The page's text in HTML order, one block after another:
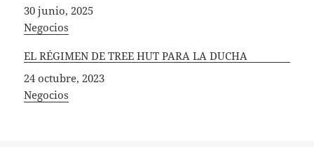
Fecha
30 junio, 2025
In relation to
Negocios
EL RÉGIMEN DE TREE HUT PARA LA DUCHA
Fecha
24 octubre, 2023
In relation to
Negocios